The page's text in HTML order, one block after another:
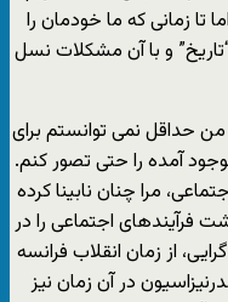
تا زمانی که ما خودمان را
و با آن مشکلات نسل
حداقل نمی توانستم برای
آمده را حتی تصور کنم.
مرا چنان نابینا کرده
فرآیندهای اجتماعی را در
از زمان انقلاب فرانسه
در آن زمان نیز